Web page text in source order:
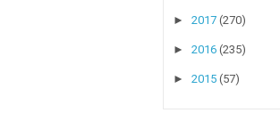
►2017 (270)
►2016 (235)
►2015 (57)